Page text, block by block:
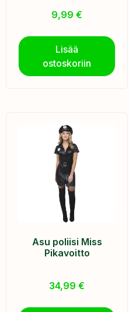
9,99 €
Lisää
ostoskoriin
Asu poliisi Miss
Pikavoitto
34,99 €